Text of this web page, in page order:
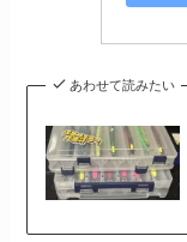
あわせて読みたい